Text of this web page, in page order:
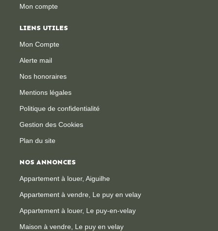
Mon compte
LIENS UTILES
Mon Compte
Alerte mail
Nos honoraires
Mentions légales
Politique de confidentialité
Gestion des Cookies
Plan du site
NOS ANNONCES
Appartement à louer, Aiguilhe
Appartement à vendre, Le puy en velay
Appartement à louer, Le puy-en-velay
Maison à vendre, Le puy en velay